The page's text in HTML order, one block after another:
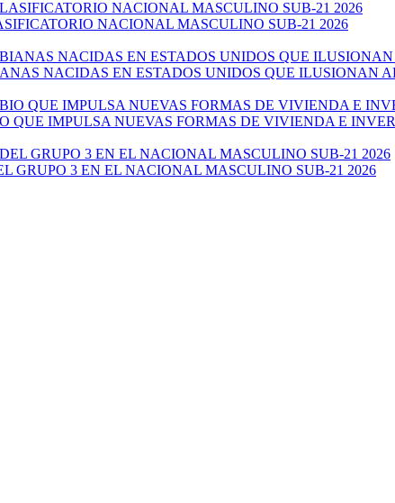
NACIONAL MASCULINO SUB-21 2026
NACIDAS EN ESTADOS UNIDOS QUE ILUSIONAN
QUE IMPULSA NUEVAS FORMAS DE VIVIENDA E
GRUPO 3 EN EL NACIONAL MASCULINO SUB-21 2026